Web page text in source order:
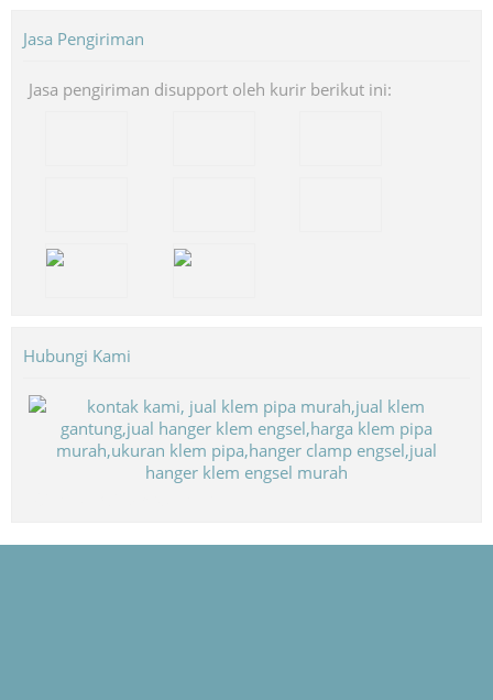
Jasa Pengiriman
Jasa pengiriman disupport oleh kurir berikut ini:
Hubungi Kami